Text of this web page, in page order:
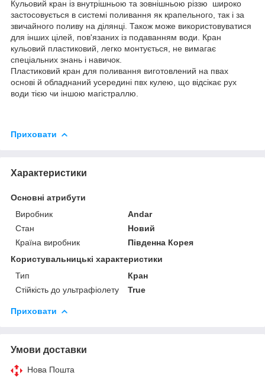
Кульовий кран із внутрішньою та зовнішньою різзю широко
застосовується в системі поливання як крапельного, так і за
звичайного поливу на ділянці. Також може використовуватися
для інших цілей, пов'язаних із подаванням води. Кран
кульовий пластиковий, легко монтується, не вимагає
спеціальних знань і навичок.
Пластиковий кран для поливання виготовлений на пвах
основі й обладнаний усередині пвх кулею, що відсікає рух
води тією чи іншою магістраллю.
Приховати
Характеристики
Основні атрибути
Виробник
Andar
Стан
Новий
Країна виробник
Південна Корея
Користувальницькі характеристики
Тип
Кран
Стійкість до ультрафіолету
True
Приховати
Умови доставки
Нова Пошта